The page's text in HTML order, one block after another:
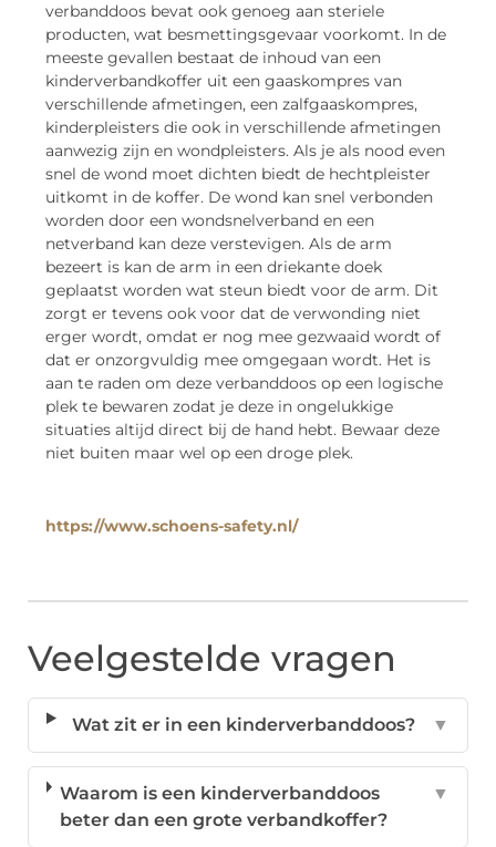
verbanddoos bevat ook genoeg aan steriele
producten, wat besmettingsgevaar voorkomt. In de
meeste gevallen bestaat de inhoud van een
kinderverbandkoffer uit een gaaskompres van
verschillende afmetingen, een zalfgaaskompres,
kinderpleisters die ook in verschillende afmetingen
aanwezig zijn en wondpleisters. Als je als nood even
snel de wond moet dichten biedt de hechtpleister
uitkomt in de koffer. De wond kan snel verbonden
worden door een wondsnelverband en een
netverband kan deze verstevigen. Als de arm
bezeert is kan de arm in een driekante doek
geplaatst worden wat steun biedt voor de arm. Dit
zorgt er tevens ook voor dat de verwonding niet
erger wordt, omdat er nog mee gezwaaid wordt of
dat er onzorgvuldig mee omgegaan wordt. Het is
aan te raden om deze verbanddoos op een logische
plek te bewaren zodat je deze in ongelukkige
situaties altijd direct bij de hand hebt. Bewaar deze
niet buiten maar wel op een droge plek.
https://www.schoens-safety.nl/
Veelgestelde vragen
Wat zit er in een kinderverbanddoos? ▼
Waarom is een kinderverbanddoos
beter dan een grote verbandkoffer?
▼